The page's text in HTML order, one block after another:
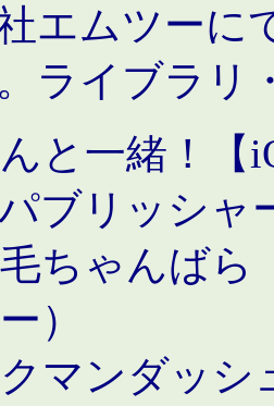
エムツーに
ライブラリ
と一緒！【
ブリッシャ
ちゃんばら
）
マンダッシ